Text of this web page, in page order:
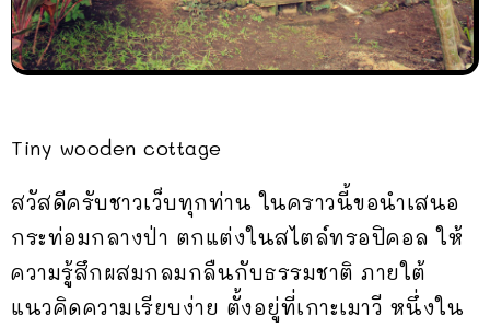
Tiny wooden cottage
สวัสดีครับชาวเว็บทุกท่าน ในคราวนี้ขอนำเสนอ
กระท่อมกลางป่า ตกแต่งในสไตล์ทรอปิคอล ให้
ความรู้สึกผสมกลมกลืนกับธรรมชาติ ภายใต้
แนวคิดความเรียบง่าย ตั้งอยู่ที่เกาะเมาวี หนึ่งใน